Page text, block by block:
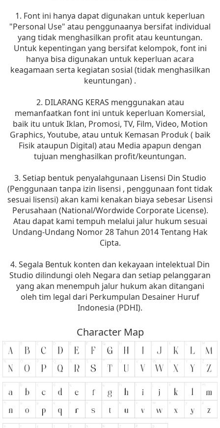
1. Font ini hanya dapat digunakan untuk keperluan
"Personal Use" atau penggunaanya bersifat individual
yang tidak menghasilkan profit atau keuntungan.
Untuk kepentingan yang bersifat kelompok, font ini
hanya bisa digunakan untuk keperluan acara
keagamaan serta kegiatan sosial (tidak menghasilkan
keuntungan) .
2. DILARANG KERAS menggunakan atau
memanfaatkan font ini untuk keperluan Komersial,
baik itu untuk Iklan, Promosi, TV, Film, Video, Motion
Graphics, Youtube, atau untuk Kemasan Produk ( baik
Fisik ataupun Digital) atau Media apapun dengan
tujuan menghasilkan profit/keuntungan.
3. Setiap bentuk penyalahgunaan Lisensi Din Studio
(Penggunaan tanpa izin lisensi , penggunaan font tidak
sesuai lisensi) akan kami kenakan biaya sebesar Lisensi
Perusahaan (National/Wordwide Corporate License).
Atau dapat kami tempuh melalui jalur hukum sesuai
Undang-Undang Nomor 28 Tahun 2014 Tentang Hak
Cipta.
4. Segala Bentuk konten dan kekayaan intelektual Din
Studio dilindungi oleh Negara dan setiap pelanggaran
yang akan menempuh jalur hukum akan ditangani
oleh tim legal dari Perkumpulan Desainer Huruf
Indonesia (PDHI).
Character Map